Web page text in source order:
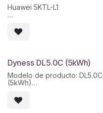
Huawei 5KTL-L1
Máxima tensión de entrada:
600V
Protección anti-isla /
polaridad inversa CC /
temperatura /
sobreintensidad, cortocircuito
y sobretensión de CA
Eficiencia máxima:98.4%
Protección: IP65
Dyness DL5.0C (5kWh)
Modelo de producto: DL5.0C
(5kWh)
Energía nominal de la batería:
5 kWh